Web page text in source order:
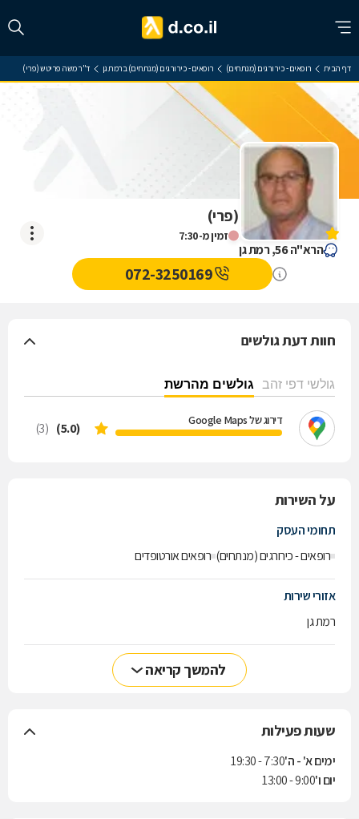
דף הבית רופאים - כירורגים (מנתחים) רופאים - כירורגים (מנתחים) ברמת גן ד"ר משה פריטש (פרי)
זמין מ-7:30
ד"ר משה פריטש (פרי)
אין עדיין חוות דעת
הרא"ה 56, רמת גן
072-3250169
חוות דעת גולשים
גולשי דפי זהב גולשים מהרשת
דירוג של Google Maps (5.0)
(3)
על השירות
תחומי העסק
רופאים - כירורגים (מנתחים) רופאים אורטופדים
אזורי שירות
רמת גן
להמשך קריאה
שעות פעילות
ימים א' - ה'7:30 - 19:30
יום ו'9:00 - 13:00